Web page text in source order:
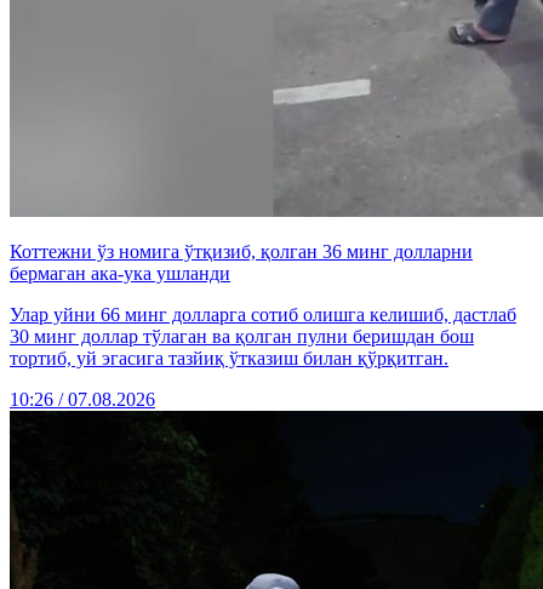
Коттежни ўз номига ўтқизиб, қолган 36 минг долларни
бермаган ака-ука ушланди
Улар уйни 66 минг долларга сотиб олишга келишиб, дастлаб
30 минг доллар тўлаган ва қолган пулни беришдан бош
тортиб, уй эгасига тазйиқ ўтказиш билан қўрқитган.
10:26 / 07.08.2026